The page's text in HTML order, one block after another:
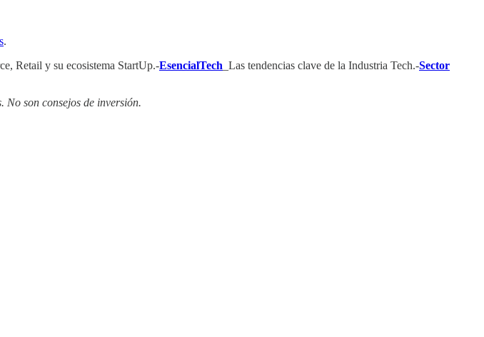
.
Retail y su ecosistema StartUp.-EsencialTech _Las tendencias clave de la Industria Tech.-Sector
No son consejos de inversión.